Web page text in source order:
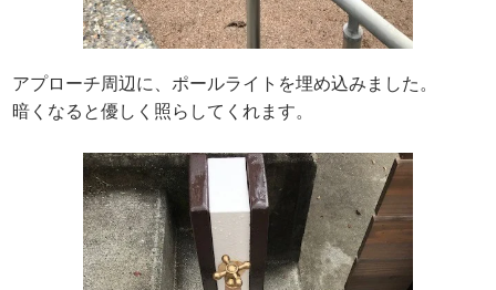
アプローチ周辺に、ポールライトを埋め込みました。
暗くなると優しく照らしてくれます。